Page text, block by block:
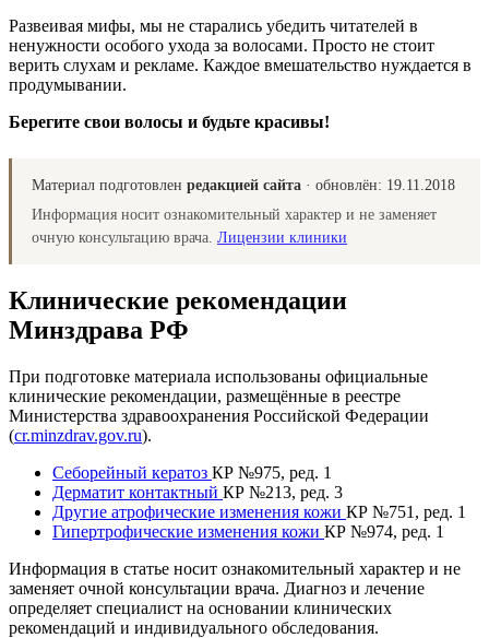
Развеивая мифы, мы не старались убедить читателей в
ненужности особого ухода за волосами. Просто не стоит
верить слухам и рекламе. Каждое вмешательство нуждается в
продумывании.
Берегите свои волосы и будьте красивы!
Материал подготовлен редакцией сайта · обновлён: 19.11.2018
Информация носит ознакомительный характер и не заменяет
очную консультацию врача. Лицензии клиники
Клинические рекомендации
Минздрава РФ
При подготовке материала использованы официальные
клинические рекомендации, размещённые в реестре
Министерства здравоохранения Российской Федерации
(cr.minzdrav.gov.ru).
Себорейный кератоз КР №975, ред. 1
Дерматит контактный КР №213, ред. 3
Другие атрофические изменения кожи КР №751, ред. 1
Гипертрофические изменения кожи КР №974, ред. 1
Информация в статье носит ознакомительный характер и не
заменяет очной консультации врача. Диагноз и лечение
определяет специалист на основании клинических
рекомендаций и индивидуального обследования.